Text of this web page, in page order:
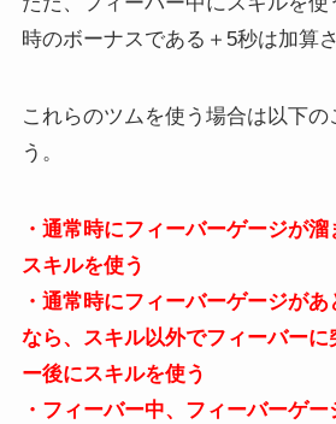
時のボーナスである＋5秒は加算
これらのツムを使う場合は以下の
う。
・通常時にフィーバーゲージが
スキルを使う
・通常時にフィーバーゲージが
なら、スキル以外でフィーバー
ー後にスキルを使う
・フィーバー中、フィーバーゲ